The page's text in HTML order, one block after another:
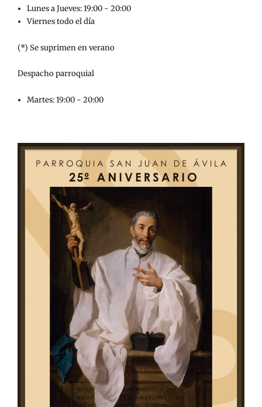
Lunes a Jueves: 19:00 - 20:00
Viernes todo el día
(*) Se suprimen en verano
Despacho parroquial
Martes: 19:00 - 20:00